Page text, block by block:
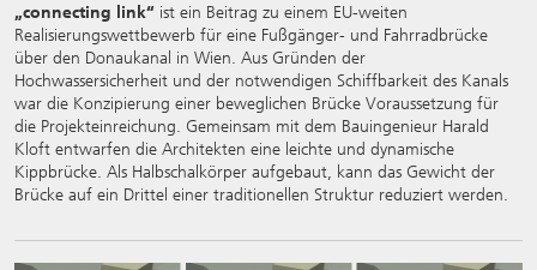
„connecting link“ ist ein Beitrag zu einem EU-weiten
Realisierungswettbewerb für eine Fußgänger- und Fahrradbrücke
über den Donaukanal in Wien. Aus Gründen der
Hochwassersicherheit und der notwendigen Schiffbarkeit des Kanals
war die Konzipierung einer beweglichen Brücke Voraussetzung für
die Projekteinreichung. Gemeinsam mit dem Bauingenieur Harald
Kloft entwarfen die Architekten eine leichte und dynamische
Kippbrücke. Als Halbschalkörper aufgebaut, kann das Gewicht der
Brücke auf ein Drittel einer traditionellen Struktur reduziert werden.